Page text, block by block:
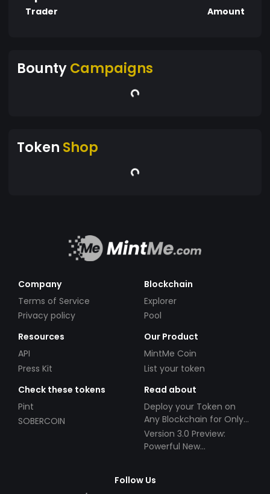
Trader Amount
BountyCampaigns
Token Shop
Company
Terms of Service
Privacy policy
Blockchain
Explorer
Pool
Resources
API
Press Kit
Our Product
MintMe Coin
List your token
Check these tokens
Pint
SOBERCOIN
Read about
Deploy your Token on
Any Blockchain for Only
$49!
Version 3.0 Preview:
Powerful New
Follow Us